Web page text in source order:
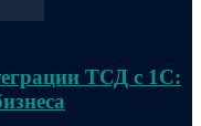
ТСД с 1С: